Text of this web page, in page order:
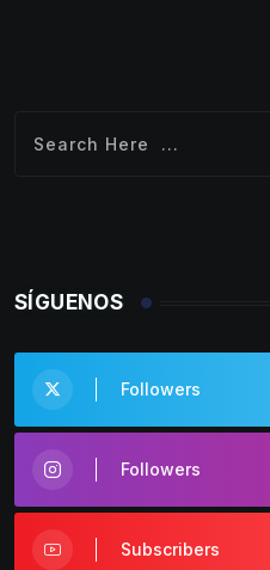
SÍGUENOS
Followers
Followers
Subscribers